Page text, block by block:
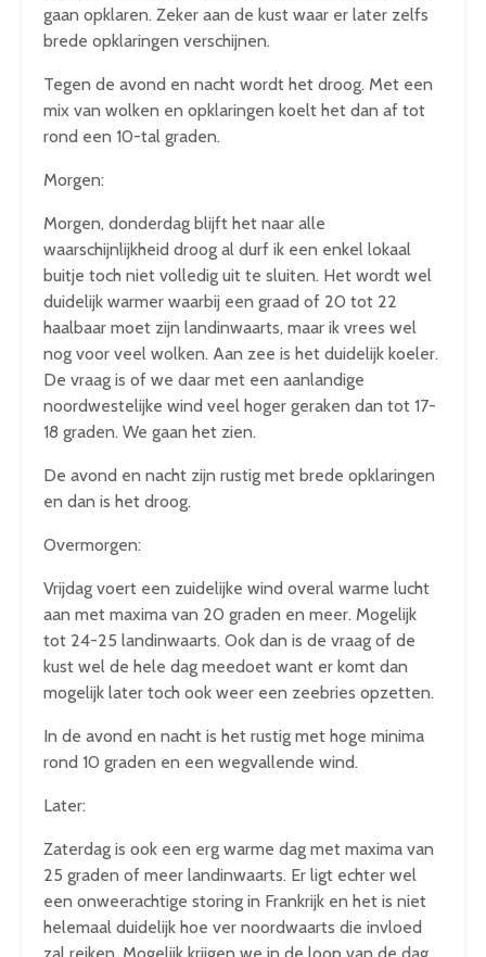
gaan opklaren. Zeker aan de kust waar er later zelfs
brede opklaringen verschijnen.
Tegen de avond en nacht wordt het droog. Met een
mix van wolken en opklaringen koelt het dan af tot
rond een 10-tal graden.
Morgen:
Morgen, donderdag blijft het naar alle
waarschijnlijkheid droog al durf ik een enkel lokaal
buitje toch niet volledig uit te sluiten. Het wordt wel
duidelijk warmer waarbij een graad of 20 tot 22
haalbaar moet zijn landinwaarts, maar ik vrees wel
nog voor veel wolken. Aan zee is het duidelijk koeler.
De vraag is of we daar met een aanlandige
noordwestelijke wind veel hoger geraken dan tot 17-
18 graden. We gaan het zien.
De avond en nacht zijn rustig met brede opklaringen
en dan is het droog.
Overmorgen:
Vrijdag voert een zuidelijke wind overal warme lucht
aan met maxima van 20 graden en meer. Mogelijk
tot 24-25 landinwaarts. Ook dan is de vraag of de
kust wel de hele dag meedoet want er komt dan
mogelijk later toch ook weer een zeebries opzetten.
In de avond en nacht is het rustig met hoge minima
rond 10 graden en een wegvallende wind.
Later:
Zaterdag is ook een erg warme dag met maxima van
25 graden of meer landinwaarts. Er ligt echter wel
een onweerachtige storing in Frankrijk en het is niet
helemaal duidelijk hoe ver noordwaarts die invloed